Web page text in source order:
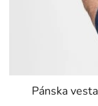
Pánska